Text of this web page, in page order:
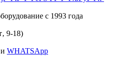
с 1993 года
9-18)
и WHATSApp